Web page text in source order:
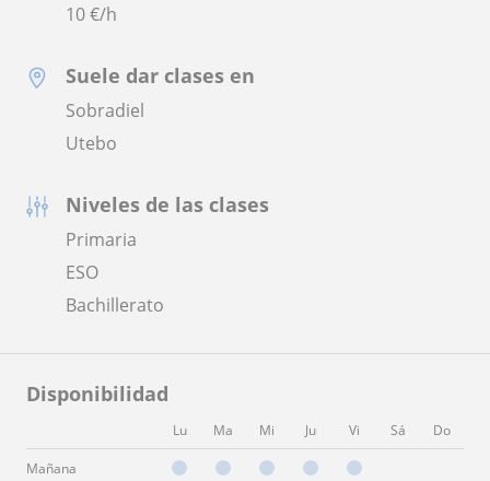
10€/h
Suele dar clases en
Sobradiel
Utebo
Niveles de las clases
Primaria
ESO
Bachillerato
Disponibilidad
Lu Ma Mi Ju Vi Sá Do
Mañana